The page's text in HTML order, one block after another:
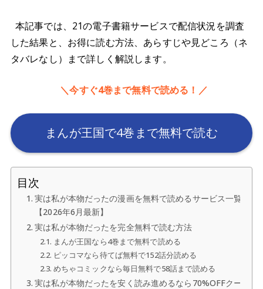
本記事では、21の電子書籍サービスで配信状況を調査
した結果と、お得に読む方法、あらすじや見どころ（ネ
タバレなし）まで詳しく解説します。
＼今すぐ4巻まで無料で読める！／
まんが王国で4巻まで無料で読む
目次
実は私が本物だったの漫画を無料で読めるサービス一覧
【2026年6月最新】
実は私が本物だったを完全無料で読む方法
まんが王国なら4巻まで無料で読める
ピッコマなら待てば無料で152話分読める
めちゃコミックなら毎日無料で58話まで読める
実は私が本物だったを安く読み進めるなら70%OFFクー